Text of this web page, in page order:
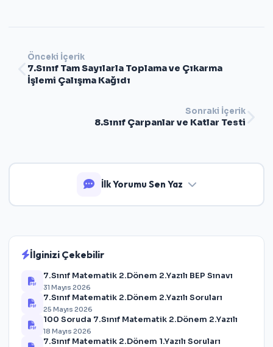
Önceki İçerik
7.Sınıf Tam Sayılarla Toplama ve Çıkarma
İşlemi Çalışma Kağıdı
Sonraki İçerik
8.Sınıf Çarpanlar ve Katlar Testi
İlk Yorumu Sen Yaz
İlginizi Çekebilir
7.Sınıf Matematik 2.Dönem 2.Yazılı BEP Sınavı
31 Mayıs 2026
7.Sınıf Matematik 2.Dönem 2.Yazılı Soruları
25 Mayıs 2026
100 Soruda 7.Sınıf Matematik 2.Dönem 2.Yazılı
18 Mayıs 2026
7.Sınıf Matematik 2.Dönem 1.Yazılı Soruları